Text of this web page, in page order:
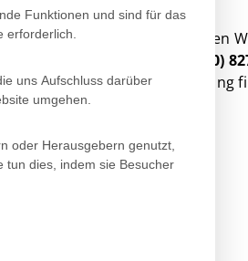
mit uns in ca. 20 Tagen* Ihren
Beratung unter
Tel. +49 (0)
! Mehr Infos zur gratis Beratung
Fashion-Content
Funktionen und sind für das
uns Aufschluss darüber
umgehen.
oder Herausgebern genutzt,
tun dies, indem sie Besucher